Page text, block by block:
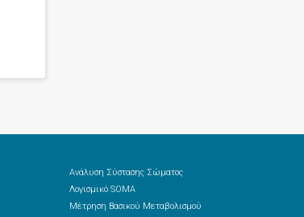
Ανάλυση Σύστασης Σώματος
Λογισμικό SOMA
Μέτρηση Βασικού Μεταβολισμού